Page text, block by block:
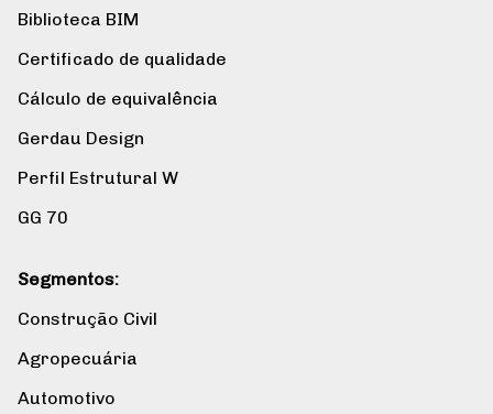
Biblioteca BIM
Certificado de qualidade
Cálculo de equivalência
Gerdau Design
Perfil Estrutural W
GG 70
Segmentos:
Construção Civil
Agropecuária
Automotivo